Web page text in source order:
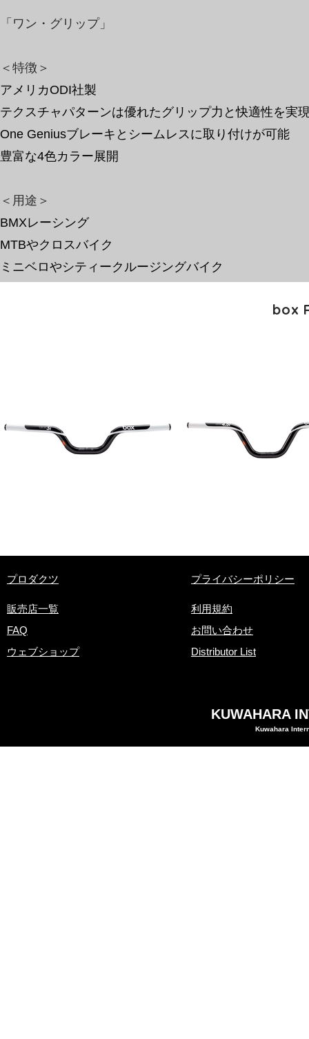
「ワン・グリップ」
＜特徴＞
アメリカODI社製
テクスチャパターンは優れたグリップ力と快適性を実
One Geniusブレーキとシームレスに取り付けが可能
豊富な4色カラー展開
​＜用途＞
BMXレーシング
MTBやクロスバイク
​ミニベロやシティークルージングバイク
box
​プロダクツ
販売店一覧
FAQ
ウェブショップ
プライバシーポリシー
利用規約
お問い合わせ
Distributor List
Kuwahara
KUWAHARA